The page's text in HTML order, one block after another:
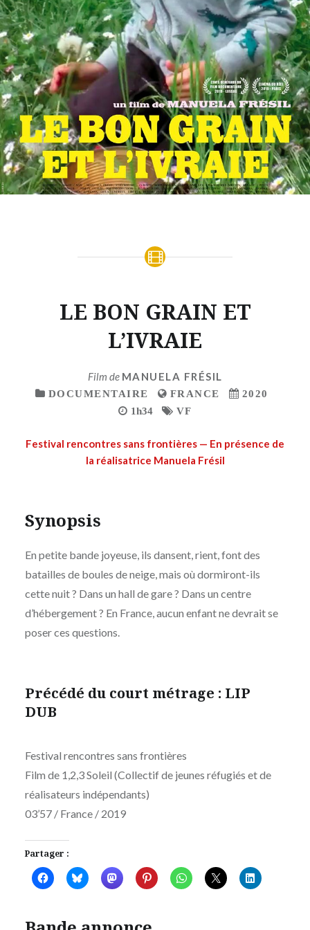
LE BON GRAIN ET
L’IVRAIE
Film de MANUELA FRÉSIL
DOCUMENTAIRE FRANCE
2020
1h34
VF
Festival rencontres sans frontières — En présence de
la réalisatrice Manuela Frésil
Synopsis
En petite bande joyeuse, ils dansent, rient, font des
batailles de boules de neige, mais où dormiront-ils
cette nuit ? Dans un hall de gare ? Dans un centre
d’hébergement ? En France, aucun enfant ne devrait se
poser ces questions.
Précédé du court métrage : LIP
DUB
Festival rencontres sans frontières
Film de 1,2,3 Soleil (Collectif de jeunes réfugiés et de
réalisateurs indépendants)
03’57 / France / 2019
Partager :